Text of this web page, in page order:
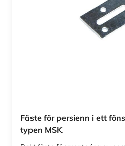
Fäste för persienn i ett
typen MSK